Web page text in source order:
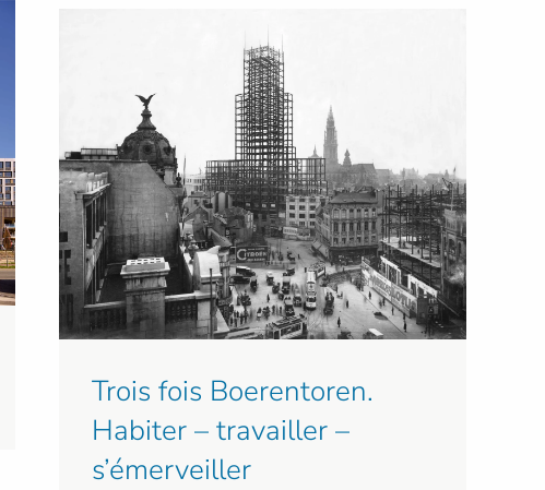
Trois fois Boerentoren.
Habiter – travailler –
s’émerveiller